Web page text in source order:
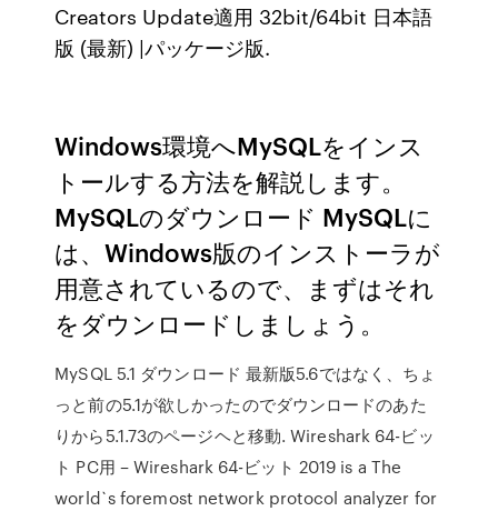
Creators Update適用 32bit/64bit 日本語
版 (最新) |パッケージ版.
Windows環境へMySQLをインス
トールする方法を解説します。
MySQLのダウンロード MySQLに
は、Windows版のインストーラが
用意されているので、まずはそれ
をダウンロードしましょう。
MySQL 5.1 ダウンロード 最新版5.6ではなく、ちょ
っと前の5.1が欲しかったのでダウンロードのあた
りから5.1.73のページヘと移動. Wireshark 64-ビッ
ト PC用 – Wireshark 64-ビット 2019 is a The
world`s foremost network protocol analyzer for